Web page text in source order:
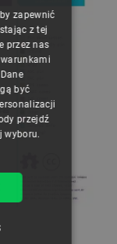
CZECH
ENGLISH
GERMAN
zapewnić
z tej
przez nas
być
przejdź
wyboru.